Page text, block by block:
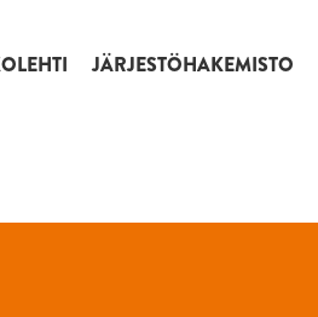
JÄRJESTÖHAKEMISTO